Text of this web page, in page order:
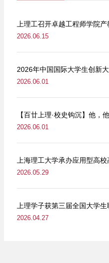
上理工召开卓越工程师学院
2026.06.15
2026.06.01
2026.06.01
上海理工大学承办应用型高
2026.05.29
上理学子获第三届全国大学
2026.04.27